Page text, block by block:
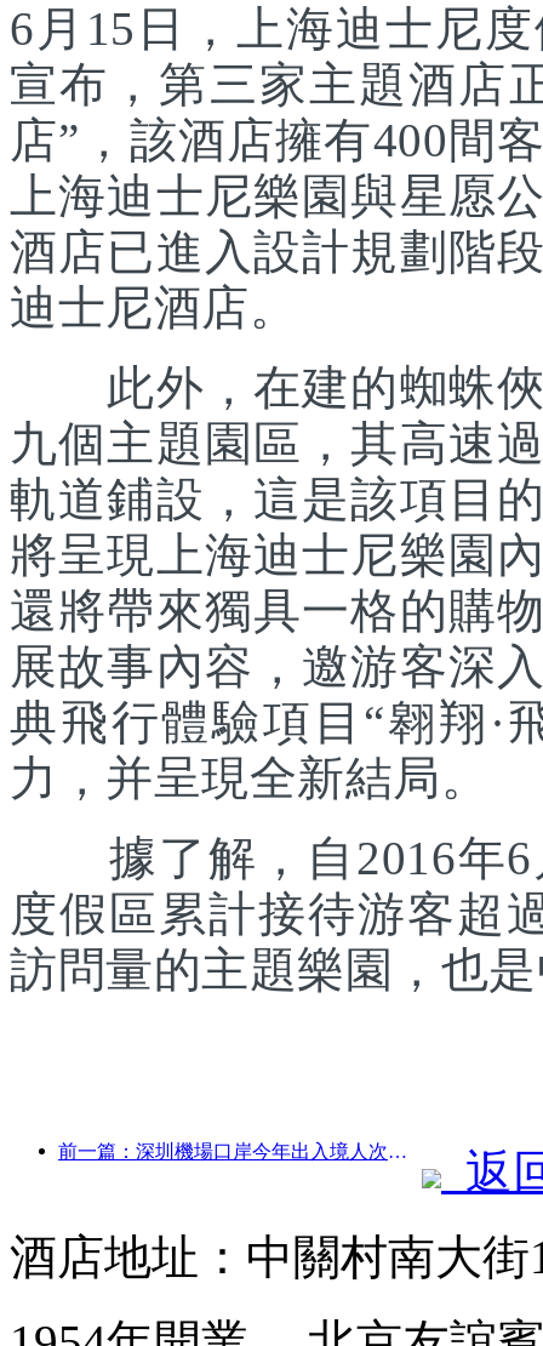
6月15日，上海迪士尼
宣布，第三家主題酒店
店”，該酒店擁有400間
上海迪士尼樂園與星愿
酒店已進入設計規劃階
迪士尼酒店。
此外，在建的蜘蛛俠
九個主題園區，其高速
軌道鋪設，這是該項目
將呈現上海迪士尼樂園
還將帶來獨具一格的購
展故事內容，邀游客深
典飛行體驗項目“翱翔·
力，并呈現全新結局。
據了解，自2016年6
度假區累計接待游客超
訪問量的主題樂園，也
前一篇：深圳機場口岸今年出入境人次突破300萬，創歷史同期新高
返
酒店地址：中關村南大